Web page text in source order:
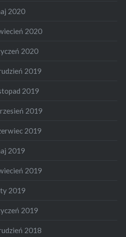
2020
2020
2020
2019
2019
2019
2019
2019
2019
2019
2019
2018